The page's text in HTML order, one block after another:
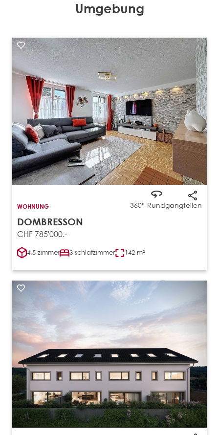
Umgebung
360°-Rundgangteilen
WOHNUNG
DOMBRESSON
CHF 785'000.-
4.5 zimmer 3 schlafzimmer 142 m²